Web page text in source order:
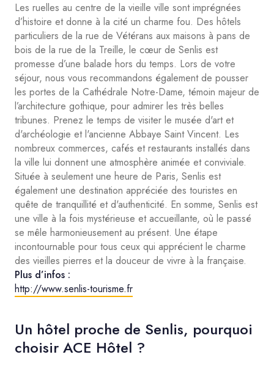
Les ruelles au centre de la vieille ville sont imprégnées
d’histoire et donne à la cité un charme fou. Des hôtels
particuliers de la rue de Vétérans aux maisons à pans de
bois de la rue de la Treille, le cœur de Senlis est
promesse d’une balade hors du temps. Lors de votre
séjour, nous vous recommandons également de pousser
les portes de la Cathédrale Notre-Dame, témoin majeur de
l’architecture gothique, pour admirer les très belles
tribunes. Prenez le temps de visiter le musée d'art et
d'archéologie et l'ancienne Abbaye Saint Vincent. Les
nombreux commerces, cafés et restaurants installés dans
la ville lui donnent une atmosphère animée et conviviale.
Située à seulement une heure de Paris, Senlis est
également une destination appréciée des touristes en
quête de tranquillité et d'authenticité. En somme, Senlis est
une ville à la fois mystérieuse et accueillante, où le passé
se mêle harmonieusement au présent. Une étape
incontournable pour tous ceux qui apprécient le charme
des vieilles pierres et la douceur de vivre à la française.
Plus d’infos :
http://www.senlis-tourisme.fr
Un hôtel proche de Senlis, pourquoi
choisir ACE Hôtel ?